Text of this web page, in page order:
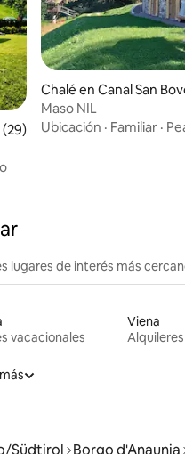
promedio: 5 de 5, 29
(29)
Chalé en Canal San
Maso NIL
Ubicación · Familiar ·
lugares de interés más
vacacionales
Viena
Südtirol Borgo d'Anaunia